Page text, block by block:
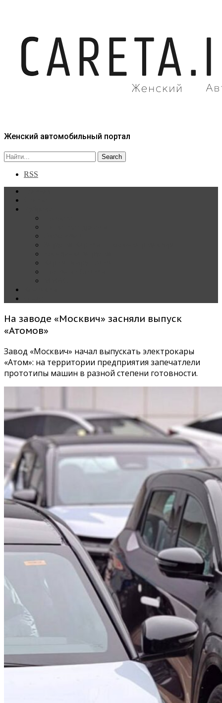
Женский автомобильный портал
RSS
На заводе «Москвич» засняли выпуск
«Атомов»
Завод «Москвич» начал выпускать электрокары
«Атом»: на территории предприятия запечатлели
прототипы машин в разной степени готовности.